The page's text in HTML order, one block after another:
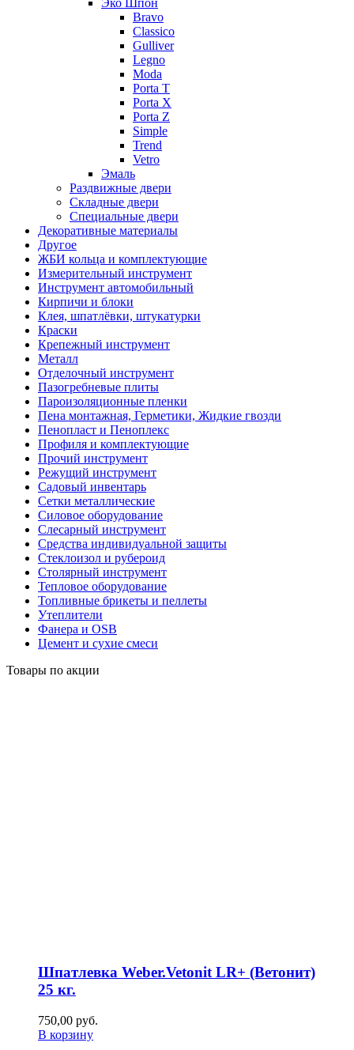
Bravo
Classico
Gulliver
Legno
Moda
Porta T
Porta X
Porta Z
Simple
Trend
Vetro
Эмаль
Раздвижные двери
Складные двери
Специальные двери
Декоративные материалы
Другое
ЖБИ кольца и комплектующие
Измерительный инструмент
Инструмент автомобильный
Кирпичи и блоки
Клея, шпатлёвки, штукатурки
Краски
Крепежный инструмент
Металл
Отделочный инструмент
Пазогребневые плиты
Пароизоляционные пленки
Пена монтажная, Герметики, Жидкие гвозди
Пенопласт и Пеноплекс
Профиля и комплектующие
Прочий инструмент
Режущий инструмент
Садовый инвентарь
Сетки металлические
Силовое оборудование
Слесарный инструмент
Средства индивидуальной защиты
Стеклоизол и рубероид
Столярный инструмент
Тепловое оборудование
Топливные брикеты и пеллеты
Утеплители
Фанера и OSB
Цемент и сухие смеси
Товары по акции
Шпатлевка Weber.Vetonit LR+ (Ветонит)
25 кг.
750,00 руб.
В корзину